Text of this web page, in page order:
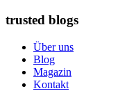
trusted blogs
Über uns
Blog
Magazin
Kontakt